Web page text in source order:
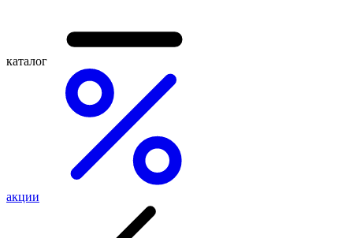
каталог
акции